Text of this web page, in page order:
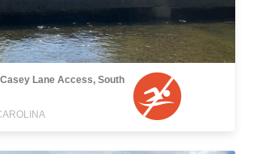
Lane Access, South